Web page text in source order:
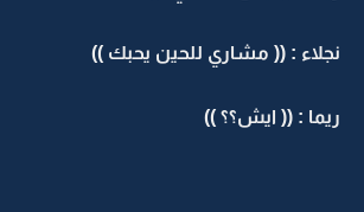
نجلاء : (( مشاري للحين يحبك ))
ريما : (( ايش؟؟ ))